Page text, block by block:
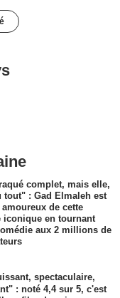
complet, mais elle,
tout" : Gad Elmaleh est
de cette
iconique en tournant
aux 2 millions de
spectaculaire,
: noté 4,4 sur 5, c'est